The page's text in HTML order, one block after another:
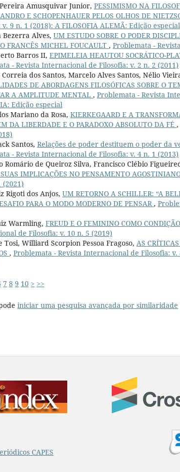
Amusquivar Junior, PESSIMISMO NA
E SCHOPENHAUER PELOS OLHOS DE
9 n. 1 (2018): A FILOSOFIA ALEMÃ: Edição especial
Bezerra Alves, UM ESTUDO SOBRE O PODER
FRANCÊS MICHEL FOUCAULT , Problemata -
Barros II, EPIMELEIA HEAUTOU SOCRÁTICO-
- Revista Internacional de Filosofia: v. 2 n. 2 (2011)
dos Santos, Marcelo Alves Santos, Nélio
DE ABORDAGENS FILOSÓFICAS SOBRE O
A AMPLITUDE MENTAL , Problemata - Revista
Edição especial
Mariano da Rosa, KIERKEGAARD E A
DA LIBERDADE E O PARADOXO ABSOLUTO DA FÉ ,
Santos, Relações de poder destituem o poder da
- Revista Internacional de Filosofia: v. 4 n. 1 (2013)
Romário de Queiroz Silva, Francisco Clébio
IMPLICAÇÕES NO PENSAMENTO
(2021)
Rigoti dos Anjos, UM RETORNO A SCHILLER: “A
PARA O MODO MODERNO DE PENSAR ,
Warmling, FREUD E O FEMININO COMO
de Filosofia: v. 10 n. 5 (2019)
Tosi, Williard Scorpion Pessoa Fragoso, AS
, Problemata - Revista Internacional de Filosofia: v.
7 8 9 10 > >>
iniciar uma pesquisa avançada por similaridade